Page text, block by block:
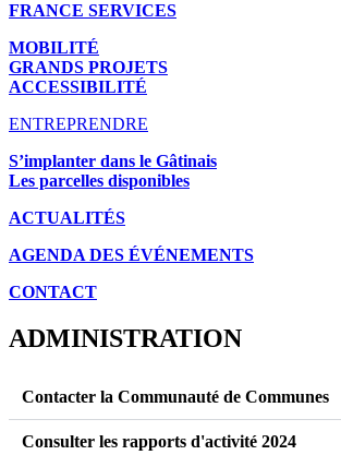
FRANCE SERVICES
MOBILITÉ
GRANDS PROJETS
ACCESSIBILITÉ
ENTREPRENDRE
S’implanter dans le Gâtinais
Les parcelles disponibles
ACTUALITÉS
AGENDA DES ÉVÉNEMENTS
CONTACT
ADMINISTRATION
Contacter la Communauté de Communes
Consulter les rapports d'activité 2024